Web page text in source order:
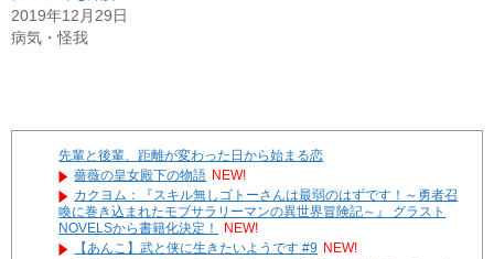
2019年12月29日
病気・怪我
先輩と後輩、距離が変わった日から始まる恋
薔薇の皇女殿下の物語 NEW!
カクヨム：『スキル無しゴトーさんは最弱のはずです！～勇者召
喚に巻き込まれたモブサラリーマンの異世界冒険記～』 グラスト
NOVELSから書籍化決定！
NEW!
【あんこ】武と侠に生きたいようです #9 NEW!